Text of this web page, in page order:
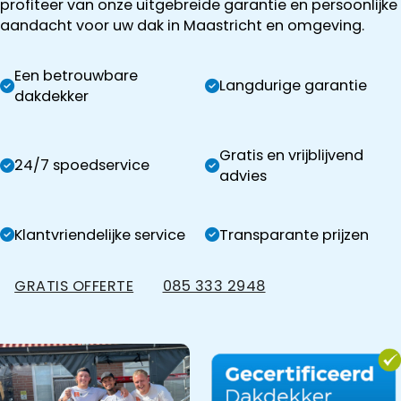
profiteer van onze uitgebreide garantie en persoonlijke
aandacht voor uw dak in Maastricht en omgeving.
Een betrouwbare
dakdekker
Langdurige garantie
24/7 spoedservice
Gratis en vrijblijvend
advies
Klantvriendelijke service Transparante prijzen
GRATIS OFFERTE 085 333 2948